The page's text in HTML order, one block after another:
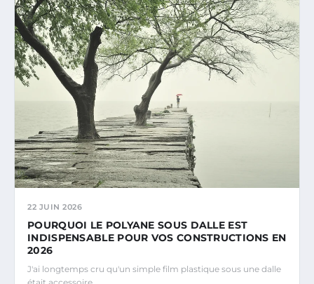
22 JUIN 2026
POURQUOI LE POLYANE SOUS DALLE EST
INDISPENSABLE POUR VOS CONSTRUCTIONS EN
2026
J'ai longtemps cru qu'un simple film plastique sous une dalle